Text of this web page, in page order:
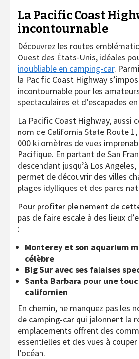
La Pacific Coast
incontournable
Découvrez les routes
Ouest des États-Unis, idéales
inoubliable en camping-car.
la Pacific Coast Highway
incontournable pour les
spectaculaires et d’escapades
La Pacific Coast Highway, aussi
nom de California State Route 1,
000 kilomètres de vues
Pacifique. En partant de San
descendant jusqu’à Los
permet de découvrir des villes
plages idylliques et des parcs
Pour profiter pleinement de
pas de faire escale à des lieux
:
Monterey et son aquarium
célèbre
Big Sur avec ses falaises
Santa Barbara pour une
californien
En chemin, ne manquez pas les
de camping-car qui jalonnent la
emplacements offrent des
essentielles et des vues à
l’océan.